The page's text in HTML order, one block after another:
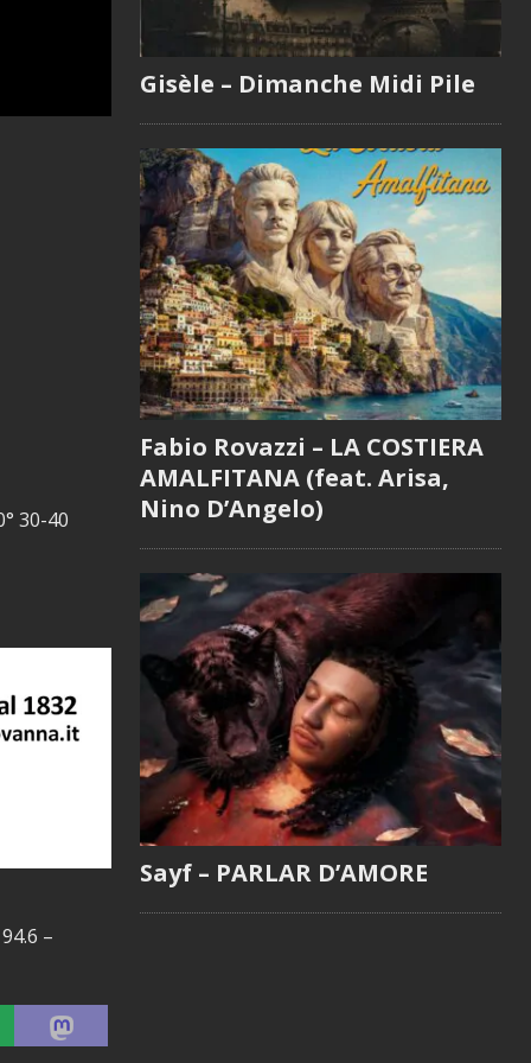
30-40
–
Gisèle – Dimanche Midi Pile
Fabio Rovazzi – LA COSTIERA
AMALFITANA (feat. Arisa,
Nino D’Angelo)
Sayf – PARLAR D’AMORE